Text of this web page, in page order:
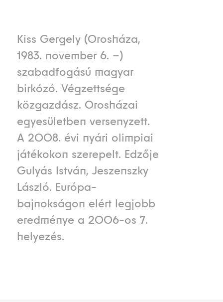
Kiss Gergely (Orosháza,
1983. november 6. –)
szabadfogású magyar
birkózó. Végzettsége
közgazdász. Orosházai
egyesületben versenyzett.
A 2008. évi nyári olimpiai
játékokon szerepelt. Edzője
Gulyás István, Jeszenszky
László. Európa-
bajnokságon elért legjobb
eredménye a 2006-os 7.
helyezés.